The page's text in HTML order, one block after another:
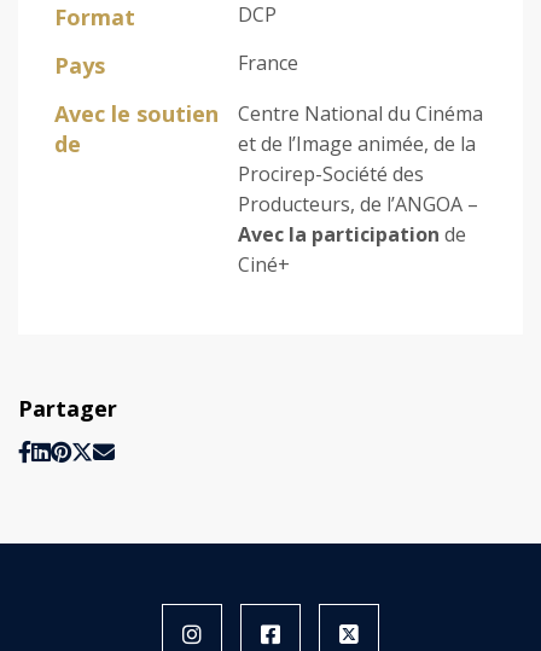
Format DCP
Pays France
Avec le soutien
de
Centre National du Cinéma
et de l’Image animée, de la
Procirep-Société des
Producteurs, de l’ANGOA –
Avec la participation de
Ciné+
Partager
Instagram
Facebook
X